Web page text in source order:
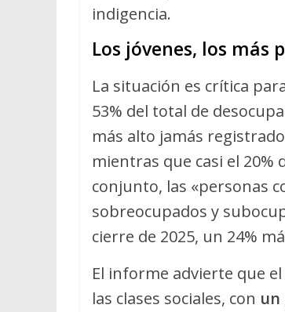
indigencia.
Los jóvenes, los más
La situación es crítica
53% del total de
más alto jamás
mientras que casi el 20%
conjunto, las «personas
sobreocupados y
cierre de 2025, un 24%
El informe advierte que
las clases sociales, con un